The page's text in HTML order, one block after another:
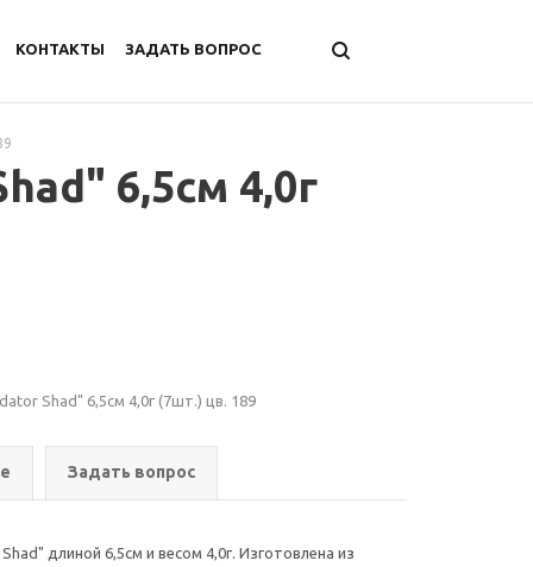
КОНТАКТЫ ЗАДАТЬ ВОПРОС
6,5см 4,0г
Shad" 6,5см 4,0г (7шт.) цв. 189
Задать вопрос
длиной 6,5см и весом 4,0г. Изготовлена из